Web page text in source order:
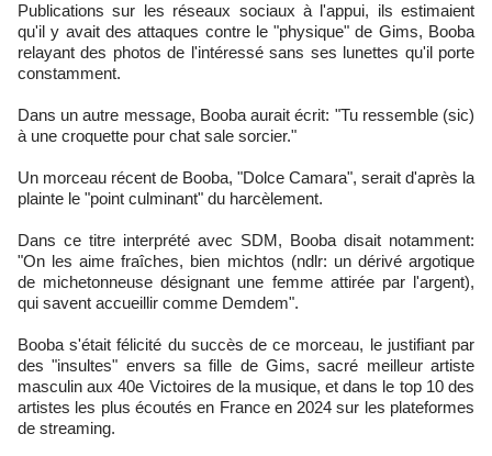
Publications sur les réseaux sociaux à l'appui, ils estimaient
qu'il y avait des attaques contre le "physique" de Gims, Booba
relayant des photos de l'intéressé sans ses lunettes qu'il porte
constamment.
Dans un autre message, Booba aurait écrit: "Tu ressemble (sic)
à une croquette pour chat sale sorcier."
Un morceau récent de Booba, "Dolce Camara", serait d'après la
plainte le "point culminant" du harcèlement.
Dans ce titre interprété avec SDM, Booba disait notamment:
"On les aime fraîches, bien michtos (ndlr: un dérivé argotique
de michetonneuse désignant une femme attirée par l'argent),
qui savent accueillir comme Demdem".
Booba s'était félicité du succès de ce morceau, le justifiant par
des "insultes" envers sa fille de Gims, sacré meilleur artiste
masculin aux 40e Victoires de la musique, et dans le top 10 des
artistes les plus écoutés en France en 2024 sur les plateformes
de streaming.